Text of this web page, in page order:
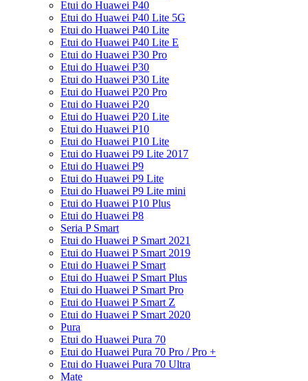
Etui do Huawei P40
Etui do Huawei P40 Lite 5G
Etui do Huawei P40 Lite
Etui do Huawei P40 Lite E
Etui do Huawei P30 Pro
Etui do Huawei P30
Etui do Huawei P30 Lite
Etui do Huawei P20 Pro
Etui do Huawei P20
Etui do Huawei P20 Lite
Etui do Huawei P10
Etui do Huawei P10 Lite
Etui do Huawei P9 Lite 2017
Etui do Huawei P9
Etui do Huawei P9 Lite
Etui do Huawei P9 Lite mini
Etui do Huawei P10 Plus
Etui do Huawei P8
Seria P Smart
Etui do Huawei P Smart 2021
Etui do Huawei P Smart 2019
Etui do Huawei P Smart
Etui do Huawei P Smart Plus
Etui do Huawei P Smart Pro
Etui do Huawei P Smart Z
Etui do Huawei P Smart 2020
Pura
Etui do Huawei Pura 70
Etui do Huawei Pura 70 Pro / Pro +
Etui do Huawei Pura 70 Ultra
Mate